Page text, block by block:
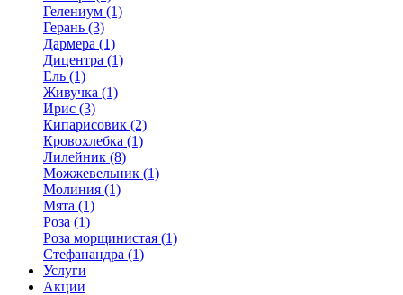
Гелениум (1)
Герань (3)
Дармера (1)
Дицентра (1)
Ель (1)
Живучка (1)
Ирис (3)
Кипарисовик (2)
Кровохлебка (1)
Лилейник (8)
Можжевельник (1)
Молиния (1)
Мята (1)
Роза (1)
Роза морщинистая (1)
Стефанандра (1)
Услуги
Акции